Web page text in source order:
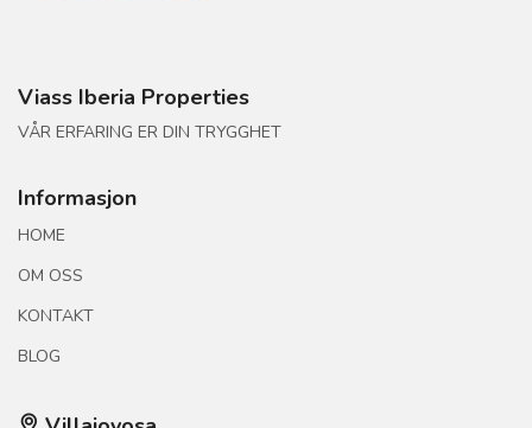
Viass Iberia Properties
VÅR ERFARING ER DIN TRYGGHET
Informasjon
HOME
OM OSS
KONTAKT
BLOG